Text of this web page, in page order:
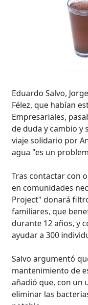
Eduardo Salvo,
Félez, que habían
Empresariales,
de duda y cambio y
viaje solidario por
agua "es un
Tras contactar con
en comunidades
Project" donará
familiares, que
durante 12 años, y
ayudar a 300
Salvo argumentó
mantenimiento de
añadió que, con un
eliminar las